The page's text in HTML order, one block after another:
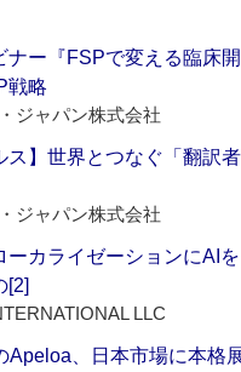
ナー『FSPで変える臨床
戦略
ジャパン株式会社
ス】世界とつなぐ「翻訳
ジャパン株式会社
ーカライゼーションにAI
[2]
LLC
Apeloa、日本市場に本格